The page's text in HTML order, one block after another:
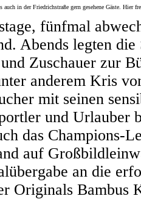
auch in der Friedrichstraße gern gesehene Gäste. Hier
fünfmal
Abends legten
Zuschauer zur
anderem Kris
mit seinen
und Urlauber
das Champions-
auf
an die
Originals Bambus